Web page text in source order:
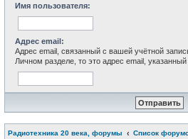
Имя пользователя:
Адрес email:
Адрес email, связанный с вашей учётной
Личном разделе, то это адрес email,
Радиотехника 20 века, форумы Список